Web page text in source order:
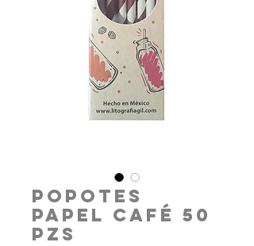
Popotes
Papel Café 50
pzs